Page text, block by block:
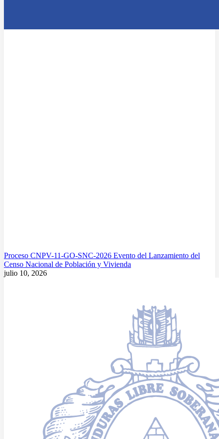
Proceso CNPV-11-GO-SNC-2026 Evento del Lanzamiento del
Censo Nacional de Población y Vivienda
julio 10, 2026